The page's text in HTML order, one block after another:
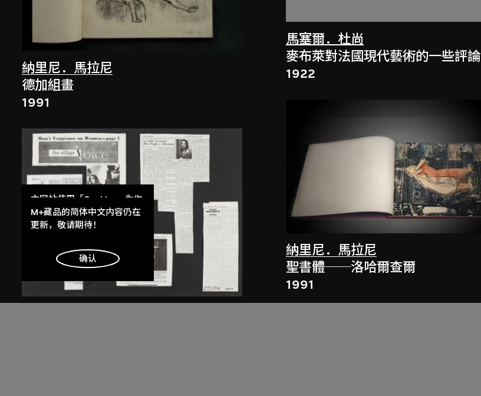
納里尼．馬拉尼
德加組畫
1991
馬塞爾．杜尚
麥布萊對法國現代藝術的一些評論
1922
納里尼．馬拉尼
聖書體──洛哈爾查爾
1991
本网站使用「Cookies」为你
提供最好的网站体验。
了解更多
明白
M+藏品的简体中文内容仍在
更新，敬请期待！
确认